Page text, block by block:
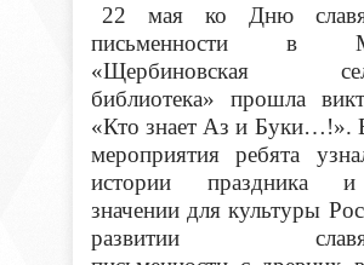
22 мая ко Дню
письменности в
«Щербиновская
библиотека» прошла
«Кто знает Аз и Буки…!».
мероприятия ребята
истории праздника
значении для культуры
развитии